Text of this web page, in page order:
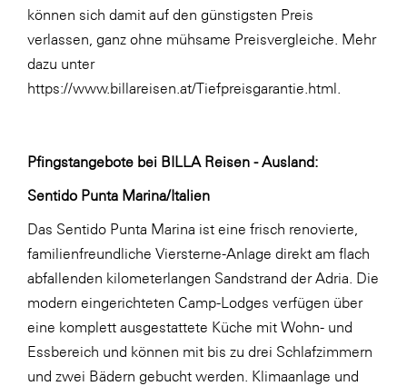
STIHL Tirol
TAG GmbH
Verband Druck Medien Österreich
Wirtschaftskammer Salzburg
Fahrzeugtechnik
WKS Fachgruppe Finanzdienstleister
WK UBIT
Zühlke
Media
können sich damit auf den günstigsten Preis
verlassen, ganz ohne mühsame Preisvergleiche. Mehr
dazu unter
https://www.billareisen.at/Tiefpreisgarantie.html
Pfingstangebote bei BILLA Reisen - Ausland:
Sentido Punta Marina/Italien
Das Sentido Punta Marina ist eine frisch renovierte,
familienfreundliche Viersterne-Anlage direkt am flach
abfallenden kilometerlangen Sandstrand der Adria. Die
modern eingerichteten Camp-Lodges verfügen über
eine komplett ausgestattete Küche mit Wohn- und
Essbereich und können mit bis zu drei Schlafzimmern
und zwei Bädern gebucht werden. Klimaanlage und